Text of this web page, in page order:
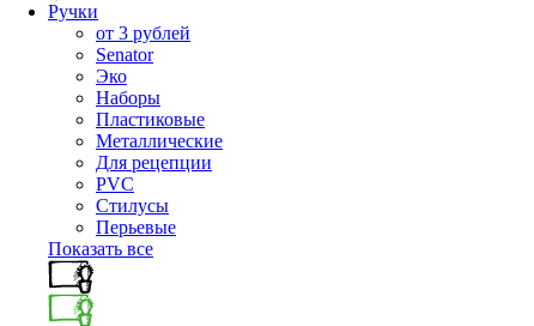
Ручки
от 3 рублей
Senator
Эко
Наборы
Пластиковые
Металлические
Для рецепции
PVC
Стилусы
Перьевые
Показать все